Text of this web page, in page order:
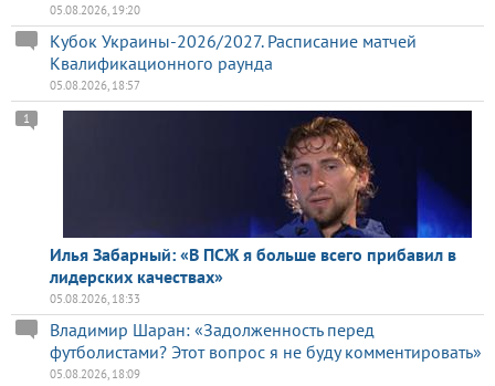
05.08.2026, 19:20
Кубок Украины-2026/2027. Расписание матчей
Квалификационного раунда
05.08.2026, 18:57
Илья Забарный: «В ПСЖ я больше всего прибавил в
лидерских качествах»
1
05.08.2026, 18:33
Владимир Шаран: «Задолженность перед
футболистами? Этот вопрос я не буду комментировать»
05.08.2026, 18:09